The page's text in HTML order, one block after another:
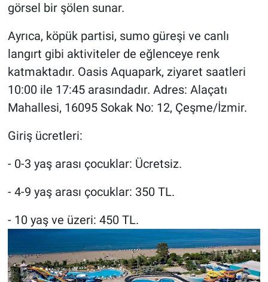
görsel bir şölen sunar.
Ayrıca, köpük partisi, sumo güreşi ve canlı
langırt gibi aktiviteler de eğlenceye renk
katmaktadır. Oasis Aquapark, ziyaret saatleri
10:00 ile 17:45 arasındadır. Adres: Alaçatı
Mahallesi, 16095 Sokak No: 12, Çeşme/İzmir.
Giriş ücretleri:
- 0-3 yaş arası çocuklar: Ücretsiz.
- 4-9 yaş arası çocuklar: 350 TL.
- 10 yaş ve üzeri: 450 TL.